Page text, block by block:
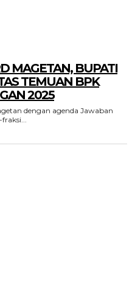
MAGETAN, BUPATI
TEMUAN BPK
2025
dengan agenda Jawaban